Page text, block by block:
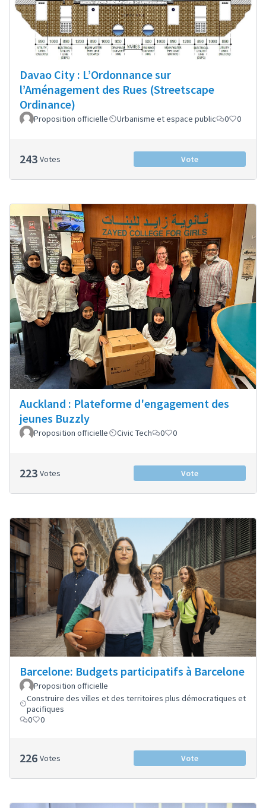
Davao City : L’Ordonnance sur
l’Aménagement des Rues (Streetscape
Ordinance)
Proposition officielle Urbanisme et espace public 0 0
243 Votes Vote
Auckland : Plateforme d'engagement des
jeunes Buzzly
Proposition officielle Civic Tech 0 0
223 Votes Vote
Barcelone: Budgets participatifs à Barcelone
Proposition officielle
Construire des villes et des territoires plus démocratiques et
pacifiques
0
0
226 Votes Vote